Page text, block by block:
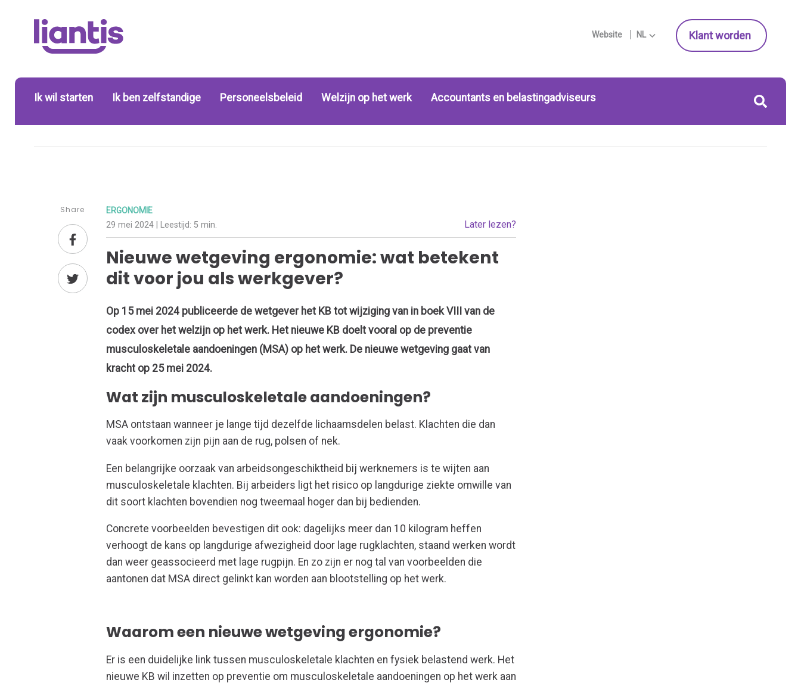
Website NL Klant worden
Ik wil starten Ik ben zelfstandige Personeelsbeleid Welzijn op het werk Accountants en belastingadviseurs
Share ERGONOMIE
29 mei 2024 | Leestijd:5 min. Later lezen?
Nieuwe wetgeving ergonomie: wat betekent
dit voor jou als werkgever?
Op 15 mei 2024 publiceerde de wetgever het KB tot wijziging van in boek VIII van de
codex over het welzijn op het werk. Het nieuwe KB doelt vooral op de preventie
musculoskeletale aandoeningen (MSA) op het werk. De nieuwe wetgeving gaat van
kracht op 25 mei 2024.
Wat zijn musculoskeletale aandoeningen?
MSA ontstaan wanneer je lange tijd dezelfde lichaamsdelen belast. Klachten die dan
vaak voorkomen zijn pijn aan de rug, polsen of nek.
Een belangrijke oorzaak van arbeidsongeschiktheid bij werknemers is te wijten aan
musculoskeletale klachten. Bij arbeiders ligt het risico op langdurige ziekte omwille van
dit soort klachten bovendien nog tweemaal hoger dan bij bedienden.
Concrete voorbeelden bevestigen dit ook: dagelijks meer dan 10 kilogram heffen
verhoogt de kans op langdurige afwezigheid door lage rugklachten, staand werken wordt
dan weer geassocieerd met lage rugpijn. En zo zijn er nog tal van voorbeelden die
aantonen dat MSA direct gelinkt kan worden aan blootstelling op het werk.
Waarom een nieuwe wetgeving ergonomie?
Er is een duidelijke link tussen musculoskeletale klachten en fysiek belastend werk. Het
nieuwe KB wil inzetten op preventie om musculoskeletale aandoeningen op het werk aan